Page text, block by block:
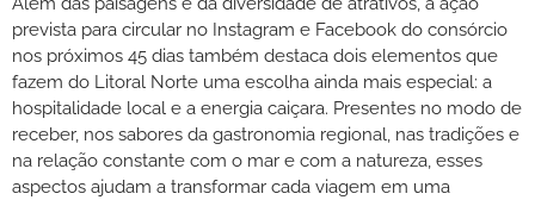
prevista para circular no Instagram e Facebook do consórcio
nos próximos 45 dias também destaca dois elementos que
fazem do Litoral Norte uma escolha ainda mais especial: a
hospitalidade local e a energia caiçara. Presentes no modo de
receber, nos sabores da gastronomia regional, nas tradições e
na relação constante com o mar e com a natureza, esses
aspectos ajudam a transformar cada viagem em uma